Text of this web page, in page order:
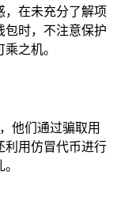
，在未充分了解项
包时，不注意保护
之机。
他们通过骗取用
利用仿冒代币进行